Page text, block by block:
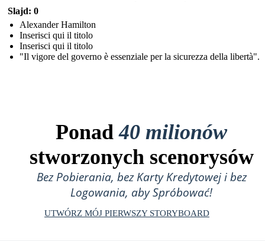
Slajd: 0
Alexander Hamilton
Inserisci qui il titolo
Inserisci qui il titolo
"Il vigore del governo è essenziale per la sicurezza della libertà".
Ponad40 milionów
stworzonych scenorysów
Bez Pobierania, bez Karty Kredytowej i bez
Logowania, aby Spróbować!
UTWÓRZ MÓJ PIERWSZY STORYBOARD